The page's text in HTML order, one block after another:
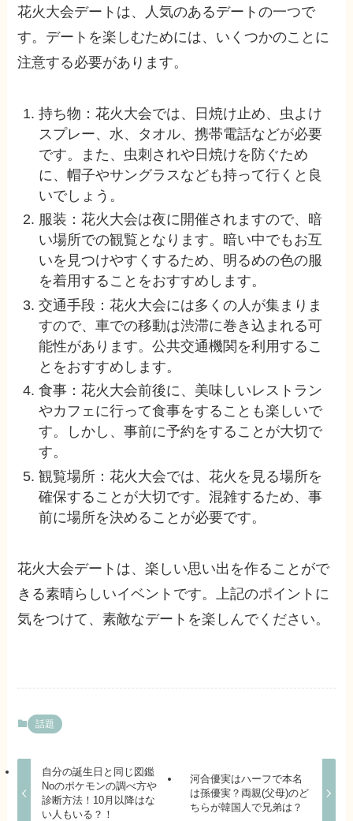
花火大会デートは、人気のあるデートの一つで
す。デートを楽しむためには、いくつかのことに
注意する必要があります。
持ち物：花火大会では、日焼け止め、虫よけ
スプレー、水、タオル、携帯電話などが必要
です。また、虫刺されや日焼けを防ぐため
に、帽子やサングラスなども持って行くと良
いでしょう。
服装：花火大会は夜に開催されますので、暗
い場所での観覧となります。暗い中でもお互
いを見つけやすくするため、明るめの色の服
を着用することをおすすめします。
交通手段：花火大会には多くの人が集まりま
すので、車での移動は渋滞に巻き込まれる可
能性があります。公共交通機関を利用するこ
とをおすすめします。
食事：花火大会前後に、美味しいレストラン
やカフェに行って食事をすることも楽しいで
す。しかし、事前に予約をすることが大切で
す。
観覧場所：花火大会では、花火を見る場所を
確保することが大切です。混雑するため、事
前に場所を決めることが必要です。
花火大会デートは、楽しい思い出を作ることがで
きる素晴らしいイベントです。上記のポイントに
気をつけて、素敵なデートを楽しんでください。
話題
自分の誕生日と同じ図鑑
Noのポケモンの調べ方や
診断方法！10月以降はな
い人もいる？！
河合優実はハーフで本名
は孫優実？両親(父母)のど
ちらが韓国人で兄弟は？